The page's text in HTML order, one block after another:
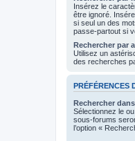
Insérez le
être ignoré.
si seul un des
passe-partout si
Rechercher par
Utilisez un
des recherches
PRÉFÉRENCES
Rechercher
Sélectionnez le
sous-forums
l’option «